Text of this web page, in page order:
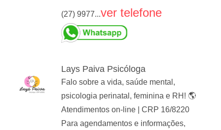
(27) 9977...ver telefone
Lays Paiva Psicóloga
Falo sobre a vida, saúde mental,
psicologia perinatal, feminina e RH! 🌎
Atendimentos on-line | CRP 16/8220
Para agendamentos e informações,